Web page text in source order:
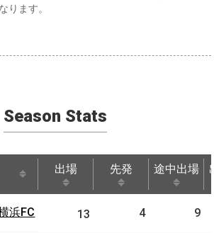
ります。
Season Stats
出場 先発 途中出場
横浜
13 4 9
浜FC